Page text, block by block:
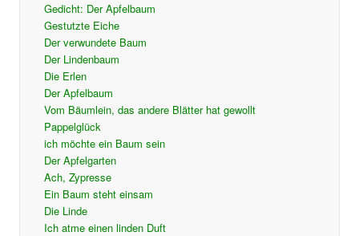
Gedicht: Der Apfelbaum
Gestutzte Eiche
Der verwundete Baum
Der Lindenbaum
Die Erlen
Der Apfelbaum
Vom Bäumlein, das andere Blätter hat gewollt
Pappelglück
ich möchte ein Baum sein
Der Apfelgarten
Ach, Zypresse
Ein Baum steht einsam
Die Linde
Ich atme einen linden Duft